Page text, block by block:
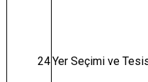
24Yer Seçimi ve